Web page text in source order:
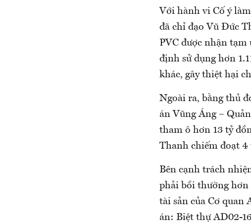
Với hành vi Cố ý
đã chỉ đạo Vũ Đức
PVC được nhận tạm
định sử dụng hơn
khác, gây thiệt hại
Ngoài ra, bằng thủ
án Vũng Áng –
tham ô hơn 13 tỷ
Thanh chiếm đoạt 4
Bên cạnh trách
phải bồi thường hơn
tài sản của Cơ quan
án: Biệt thự AD02-